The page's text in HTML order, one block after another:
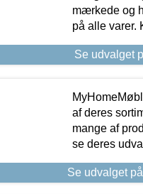
mærkede og
på alle varer.
Se udvalget
af deres
mange af
se deres
Se udvalget